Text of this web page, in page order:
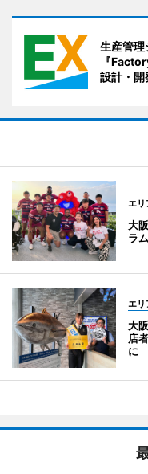
生産管理
『
設計・開
エリ
大
ラ
エリ
大
店
に